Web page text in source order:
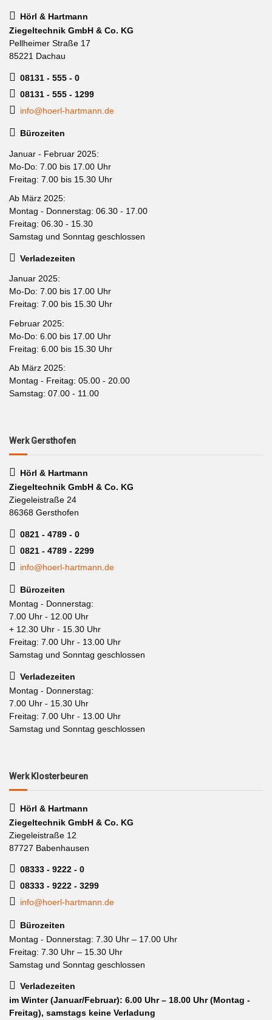
Hörl & Hartmann
Ziegeltechnik GmbH & Co. KG
Pellheimer Straße 17
85221 Dachau
08131 - 555 - 0
08131 - 555 - 1299
info@hoerl-hartmann.de
Bürozeiten
Januar - Februar 2025:
Mo-Do: 7.00 bis 17.00 Uhr
Freitag: 7.00 bis 15.30 Uhr
Ab März 2025:
Montag - Donnerstag: 06.30 - 17.00
Freitag: 06.30 - 15.30
Samstag und Sonntag geschlossen
Verladezeiten
Januar 2025:
Mo-Do: 7.00 bis 17.00 Uhr
Freitag: 7.00 bis 15.30 Uhr
Februar 2025:
Mo-Do: 6.00 bis 17.00 Uhr
Freitag: 6.00 bis 15.30 Uhr
Ab März 2025:
Montag - Freitag: 05.00 - 20.00
Samstag: 07.00 - 11.00
Werk Gersthofen
Hörl & Hartmann
Ziegeltechnik GmbH & Co. KG
Ziegeleistraße 24
86368 Gersthofen
0821 - 4789 - 0
0821 - 4789 - 2299
info@hoerl-hartmann.de
Bürozeiten
Montag - Donnerstag:
7.00 Uhr - 12.00 Uhr
+ 12.30 Uhr - 15.30 Uhr
Freitag: 7.00 Uhr - 13.00 Uhr
Samstag und Sonntag geschlossen
Verladezeiten
Montag - Donnerstag:
7.00 Uhr - 15.30 Uhr
Freitag: 7.00 Uhr - 13.00 Uhr
Samstag und Sonntag geschlossen
Werk Klosterbeuren
Hörl & Hartmann
Ziegeltechnik GmbH & Co. KG
Ziegeleistraße 12
87727 Babenhausen
08333 - 9222 - 0
08333 - 9222 - 3299
info@hoerl-hartmann.de
Bürozeiten
Montag - Donnerstag: 7.30 Uhr – 17.00 Uhr
Freitag: 7.30 Uhr – 15.30 Uhr
Samstag und Sonntag geschlossen
Verladezeiten
im Winter (Januar/Februar): 6.00 Uhr – 18.00 Uhr (Montag -
Freitag), samstags keine Verladung